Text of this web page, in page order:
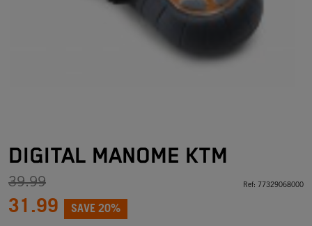
DIGITAL MANOME KTM
39.99
31.99 SAVE 20%
Ref: 77329068000